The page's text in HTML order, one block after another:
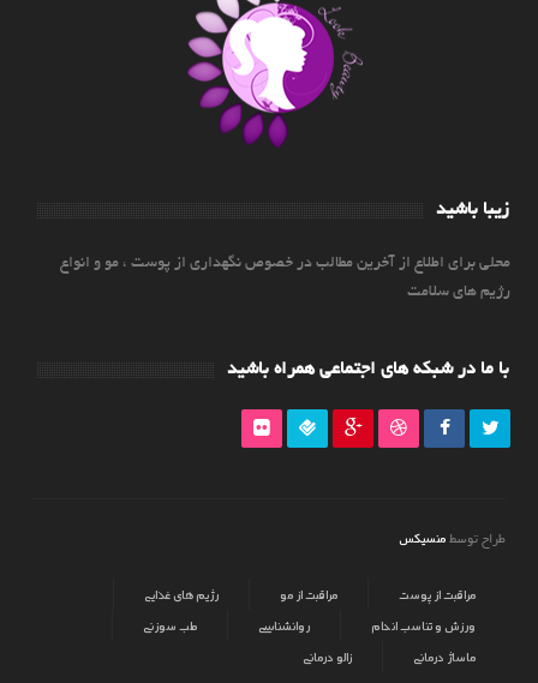
زیبا باشید
محلی برای اطلاع از آخرین مطالب در خصوص نگهداری از پوست ، مو و انواع
رژیم های سلامت
با ما در شبکه های اجتماعی همراه باشید
طراح توسط منسیکس
مراقبت از پوست مراقبت از مو
رژیم های غذایی
ورزش و تناسب اندام
روانشناسی
طب سوزنی
ماساژ درمانی
زالو درمانی